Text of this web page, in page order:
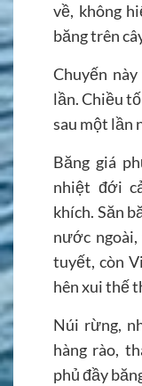
về, không
băng trên
Chuyến
lần. Chiều
sau một lần
Băng giá
nhiệt đới
khích. Săn
nước
tuyết, còn
hên xui thế
Núi rừng,
hàng rào,
phủ đầy